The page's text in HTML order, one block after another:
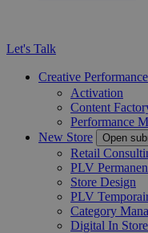
Let's Talk
Creative Performance
Activation
Content
Performance
New Store
Open
Retail
PLV
Store Design
PLV
Category
Digital In Store